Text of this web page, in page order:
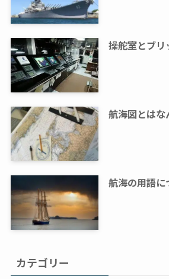
操舵室とブリ
航海図とはな
航海の用語に
カテゴリー